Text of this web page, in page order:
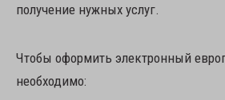
получение нужных услуг.
Чтобы оформить электронный
необходимо: